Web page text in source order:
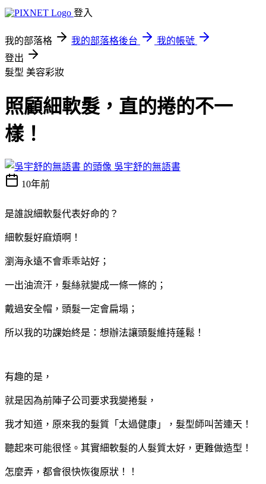
登入
我的部落格 我的部落格後台
我的帳號
登出
髮型 美容彩妝
照顧細軟髮，直的捲的不一
樣！
吳宇舒的無語書
10年前
是誰說細軟髮代表好命的？
細軟髮好麻煩啊！
瀏海永遠不會乖乖站好；
一出油流汗，髮絲就變成一條一條的；
戴過安全帽，頭髮一定會扁塌；
所以我的功課始終是：想辦法讓頭髮維持蓬鬆！
有趣的是，
就是因為前陣子公司要求我變捲髮，
我才知道，原來我的髮質「太過健康」，髮型師叫苦連天！
聽起來可能很怪。其實細軟髮的人髮質太好，更難做造型！
怎麼弄，都會很快恢復原狀！！